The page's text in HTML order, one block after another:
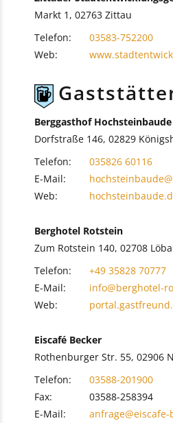
Markt 1, 02763 Zittau
Telefon:
03583-752200
Web:
Berggasthof Hochsteinbaude
Dorfstraße 146, 02829
Telefon:
035826 60116
E-Mail:
Web:
Berghotel Rotstein
Zum Rotstein 140, 02708
Telefon:
+49 35828 70777
E-Mail:
info@berghotel-
Web:
Eiscafé Becker
Rothenburger Str. 55, 02906
Telefon:
03588-201900
Fax:
03588-258394
E-Mail: